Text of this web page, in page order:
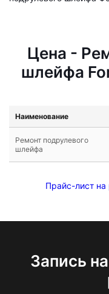
Цена -
шлейфа
Наименование
Ремонт подрулевого
шлейфа
Прайс-лист на
Запись